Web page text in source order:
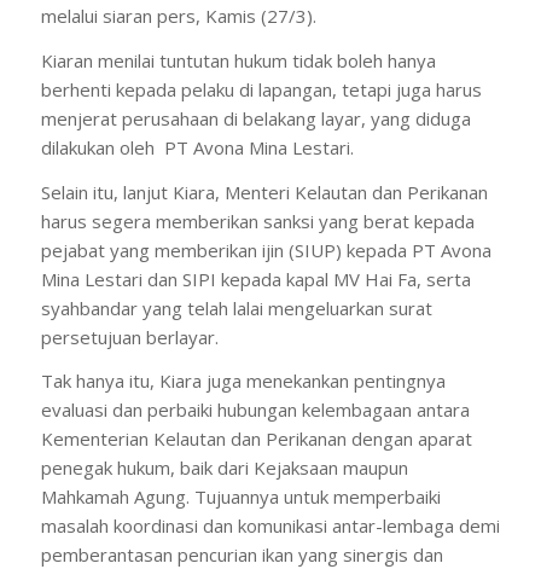
melalui siaran pers, Kamis (27/3).
Kiaran menilai tuntutan hukum tidak boleh hanya
berhenti kepada pelaku di lapangan, tetapi juga harus
menjerat perusahaan di belakang layar, yang diduga
dilakukan oleh PT Avona Mina Lestari.
Selain itu, lanjut Kiara, Menteri Kelautan dan Perikanan
harus segera memberikan sanksi yang berat kepada
pejabat yang memberikan ijin (SIUP) kepada PT Avona
Mina Lestari dan SIPI kepada kapal MV Hai Fa, serta
syahbandar yang telah lalai mengeluarkan surat
persetujuan berlayar.
Tak hanya itu, Kiara juga menekankan pentingnya
evaluasi dan perbaiki hubungan kelembagaan antara
Kementerian Kelautan dan Perikanan dengan aparat
penegak hukum, baik dari Kejaksaan maupun
Mahkamah Agung. Tujuannya untuk memperbaiki
masalah koordinasi dan komunikasi antar-lembaga demi
pemberantasan pencurian ikan yang sinergis dan